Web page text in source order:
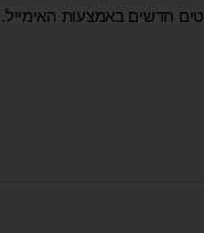
חדשים באמצעות האימייל.